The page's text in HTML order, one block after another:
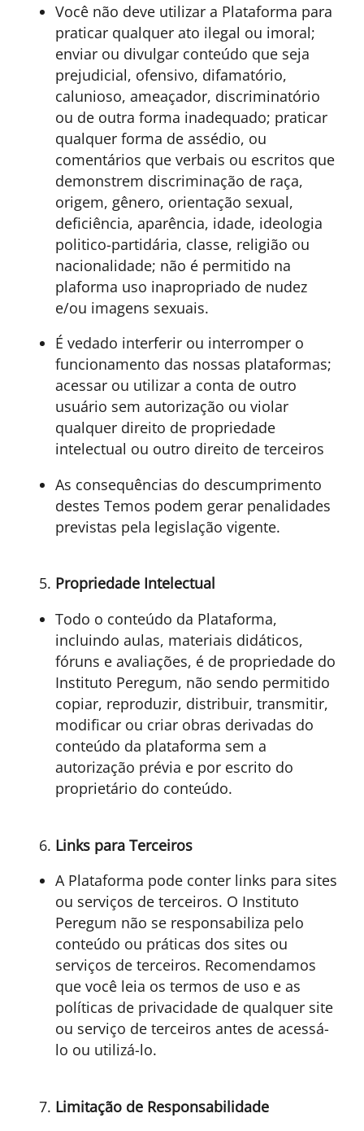
Você não deve utilizar a Plataforma para
praticar qualquer ato ilegal ou imoral;
enviar ou divulgar conteúdo que seja
prejudicial, ofensivo, difamatório,
calunioso, ameaçador, discriminatório
ou de outra forma inadequado; praticar
qualquer forma de assédio, ou
comentários que verbais ou escritos que
demonstrem discriminação de raça,
origem, gênero, orientação sexual,
deficiência, aparência, idade, ideologia
politico-partidária, classe, religião ou
nacionalidade; não é permitido na
plaforma uso inapropriado de nudez
e/ou imagens sexuais.
É vedado interferir ou interromper o
funcionamento das nossas plataformas;
acessar ou utilizar a conta de outro
usuário sem autorização ou violar
qualquer direito de propriedade
intelectual ou outro direito de terceiros
As consequências do descumprimento
destes Temos podem gerar penalidades
previstas pela legislação vigente.
Propriedade Intelectual
Todo o conteúdo da Plataforma,
incluindo aulas, materiais didáticos,
fóruns e avaliações, é de propriedade do
Instituto Peregum, não sendo permitido
copiar, reproduzir, distribuir, transmitir,
modificar ou criar obras derivadas do
conteúdo da plataforma sem a
autorização prévia e por escrito do
proprietário do conteúdo.
Links para Terceiros
A Plataforma pode conter links para sites
ou serviços de terceiros. O Instituto
Peregum não se responsabiliza pelo
conteúdo ou práticas dos sites ou
serviços de terceiros. Recomendamos
que você leia os termos de uso e as
políticas de privacidade de qualquer site
ou serviço de terceiros antes de acessá-
lo ou utilizá-lo.
Limitação de Responsabilidade